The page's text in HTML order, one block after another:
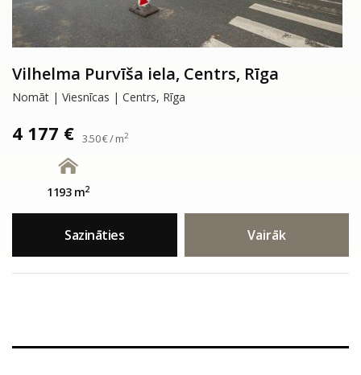
Vilhelma Purvīša iela, Centrs, Rīga
Nomāt | Viesnīcas | Centrs, Rīga
4 177 € 3.50 € / m2
1193 m2
Sazināties Vairāk